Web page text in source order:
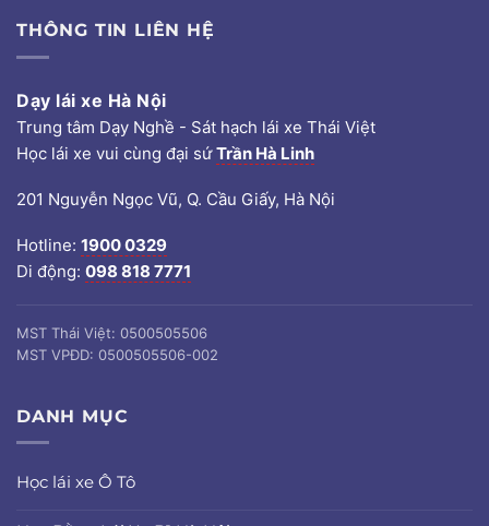
THÔNG TIN LIÊN HỆ
Dạy lái xe Hà Nội
Trung tâm Dạy Nghề - Sát hạch lái xe Thái Việt
Học lái xe vui cùng đại sứTrần Hà Linh
201 Nguyễn Ngọc Vũ, Q. Cầu Giấy, Hà Nội
Hotline: 1900 0329
Di động: 098 818 7771
MST Thái Việt: 0500505506
MST VPĐD: 0500505506-002
DANH MỤC
Học lái xe Ô Tô